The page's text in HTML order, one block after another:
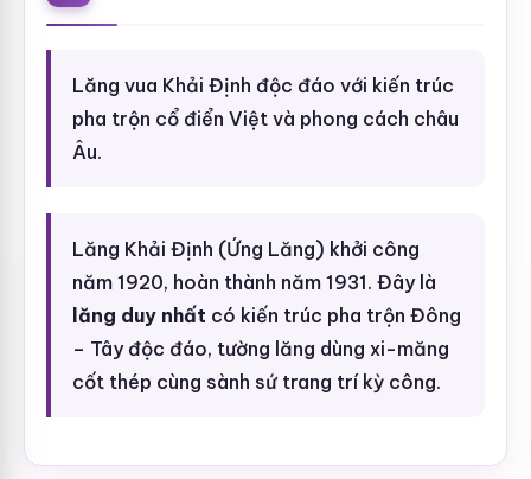
Lăng vua Khải Định độc đáo với kiến trúc
pha trộn cổ điển Việt và phong cách châu
Âu.
Lăng Khải Định (Ứng Lăng) khởi công
năm 1920, hoàn thành năm 1931. Đây là
lăng duy nhất có kiến trúc pha trộn Đông
– Tây độc đáo, tường lăng dùng xi-măng
cốt thép cùng sành sứ trang trí kỳ công.